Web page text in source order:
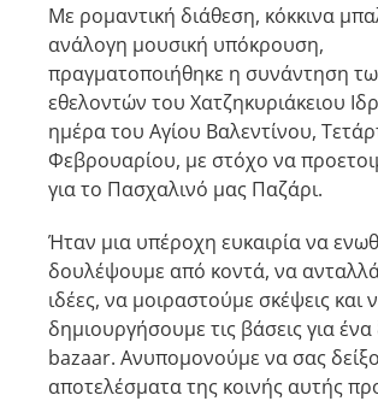
Με ρομαντική διάθεση, κόκκινα
ανάλογη μουσική υπόκρουση,
πραγματοποιήθηκε η συνάντηση
εθελοντών του Χατζηκυριάκειου
ημέρα του Αγίου Βαλεντίνου,
Φεβρουαρίου, με στόχο να
για το Πασχαλινό μας Παζάρι.
Ήταν μια υπέροχη ευκαιρία να
δουλέψουμε από κοντά, να
ιδέες, να μοιραστούμε σκέψεις και
δημιουργήσουμε τις βάσεις για
bazaar. Ανυπομονούμε να σας
αποτελέσματα της κοινής αυτής